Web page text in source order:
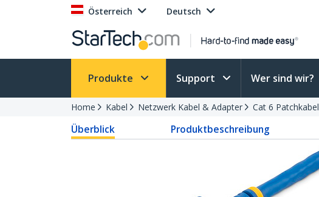
Österreich Deutsch
Produkte Support Wer sind wir?
Home Kabel Netzwerk Kabel & Adapter Cat 6 Patchkabel
Überblick Produktbeschreibung